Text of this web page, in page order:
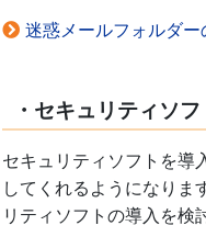
迷惑メールフォルダ
・セキュリティソ
セキュリティソフトを導
してくれるようになりま
リティソフトの導入を検